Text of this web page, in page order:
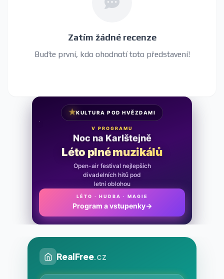
Zatím žádné recenze
Buďte první, kdo ohodnotí toto představení!
★KULTURA POD HVĚZDAMI
V PROGRAMU
Noc na Karlštejně
Léto plné muzikálů
Open-air festival nejlepších
divadelních hitů pod
letní oblohou
LÉTO · HUDBA · MAGIE
Program a vstupenky→
RealFree.cz